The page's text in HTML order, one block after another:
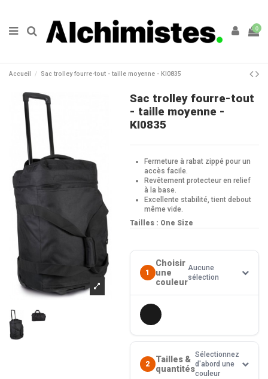
0
Accueil Sac trolley fourre-tout - taille moyenne - KI0835
Sac trolley fourre-tout
- taille moyenne -
KI0835
Fermeture à rabat zippé pour un
accès facile.
Revêtement protecteur en relief
à la base.
Excellente stabilité, tient debout
même vide.
Tailles : One Size
1
Choisir
une
couleur
Aucune
sélection
2
Tailles &
quantités
Sélectionnez
d'abord une
couleur